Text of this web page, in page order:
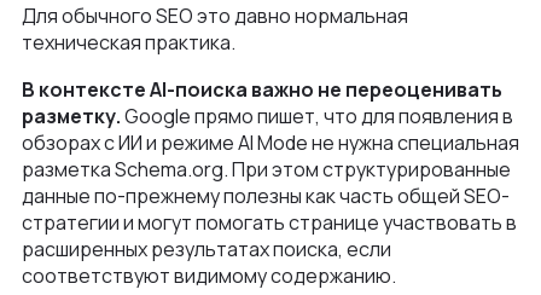
Для обычного SEO это давно нормальная
техническая практика.
В контексте AI-поиска важно не переоценивать
разметку.Google прямо пишет, что для появления в
обзорах с ИИ и режиме AI Mode не нужна специальная
разметка Schema.org. При этом структурированные
данные по-прежнему полезны как часть общей SEO-
стратегии и могут помогать странице участвовать в
расширенных результатах поиска, если
соответствуют видимому содержанию.